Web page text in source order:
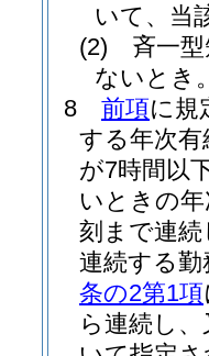
いて、当
(2)
斉一
ないとき
8
前項に規
する年次
が7時間以
いときの
刻まで連
連続する
条の2第1項
ら連続し